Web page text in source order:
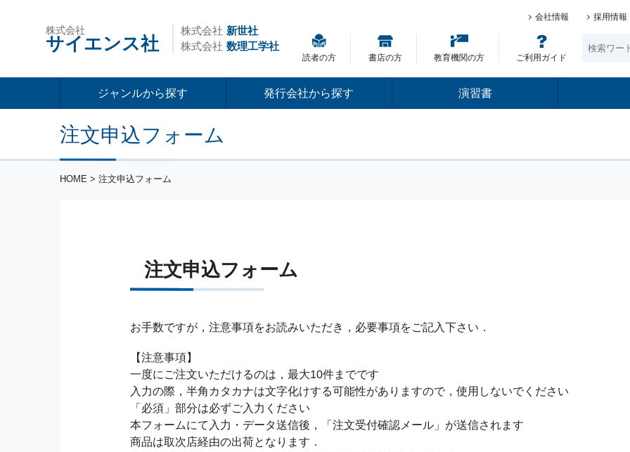
株式会社
サイエンス社
株式会社 新世社
株式会社 数理工学社
会社情報 採用情報
読者の方 書店の方 教育機関の方 ご利用ガイド
ジャンルから探す 発行会社から探す 演習書
注文申込フォーム
HOME > 注文申込フォーム
注文申込フォーム
お手数ですが，注意事項をお読みいただき，必要事項をご記入下さい．
【注意事項】
一度にご注文いただけるのは，最大10件までです
入力の際，半角カタカナは文字化けする可能性がありますので，使用しないでください
「必須」部分は必ずご入力ください
本フォームにて入力・データ送信後，「注文受付確認メール」が送信されます
商品は取次店経由の出荷となります．